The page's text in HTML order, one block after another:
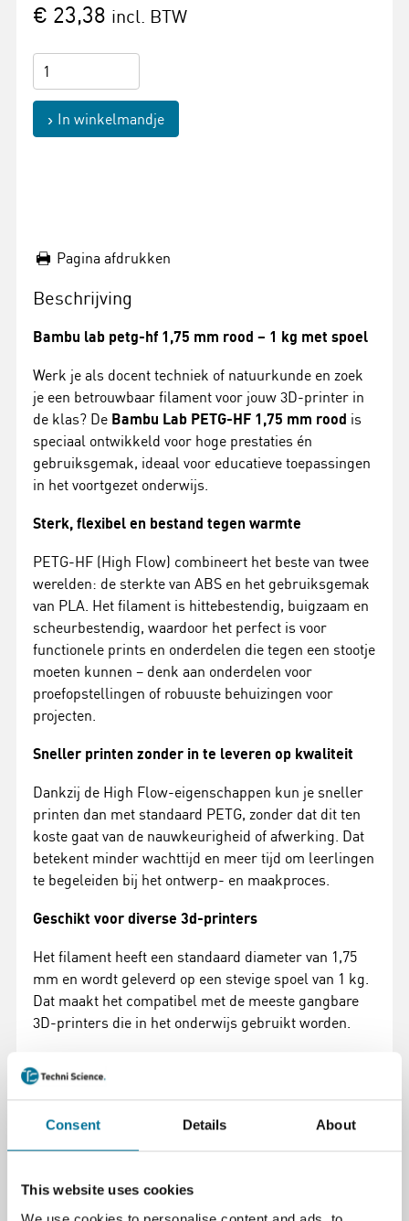
Consent Details About
This website uses cookies
€ 23,38 incl. BTW
In winkelmandje
Pagina afdrukken
Beschrijving
Bambu lab petg-hf 1,75 mm rood – 1 kg met spoel
Werk je als docent techniek of natuurkunde en zoek
je een betrouwbaar filament voor jouw 3D-printer in
de klas? De Bambu Lab PETG-HF 1,75 mm rood is
speciaal ontwikkeld voor hoge prestaties én
gebruiksgemak, ideaal voor educatieve toepassingen
in het voortgezet onderwijs.
Sterk, flexibel en bestand tegen warmte
PETG-HF (High Flow) combineert het beste van twee
werelden: de sterkte van ABS en het gebruiksgemak
van PLA. Het filament is hittebestendig, buigzaam en
scheurbestendig, waardoor het perfect is voor
functionele prints en onderdelen die tegen een stootje
moeten kunnen – denk aan onderdelen voor
proefopstellingen of robuuste behuizingen voor
projecten.
Sneller printen zonder in te leveren op kwaliteit
Dankzij de High Flow-eigenschappen kun je sneller
printen dan met standaard PETG, zonder dat dit ten
koste gaat van de nauwkeurigheid of afwerking. Dat
betekent minder wachttijd en meer tijd om leerlingen
te begeleiden bij het ontwerp- en maakproces.
Geschikt voor diverse 3d-printers
Het filament heeft een standaard diameter van 1,75
mm en wordt geleverd op een stevige spoel van 1 kg.
Dat maakt het compatibel met de meeste gangbare
3D-printers die in het onderwijs gebruikt worden.
In een leeromgeving is veiligheid belangrijk. PETG is
geurarm tijdens het printen en bevat geen
materiaal recyclebaar – een mooie bonus als je ook
aandacht besteedt aan duurzaamheid.